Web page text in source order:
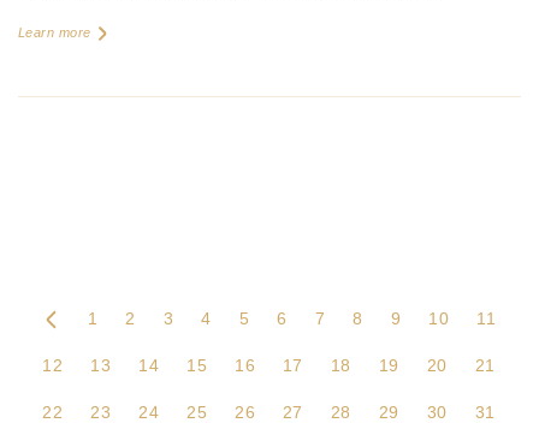
Learn more
1 2 3 4 5 6 7 8 9 10 11
12 13 14 15 16 17 18 19 20 21
22 23 24 25 26 27 28 29 30 31